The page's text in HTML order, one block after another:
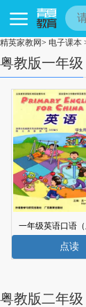
精英家教网> 电子课本
粤教版一年级
一年级英语口语（
电子课本
点读
粤教版二年级